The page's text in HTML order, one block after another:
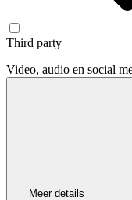
Third party
Video, audio en social
Meer details